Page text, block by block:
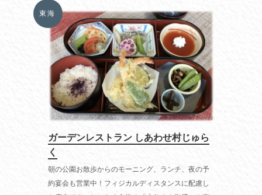
東海
ガーデンレストラン しあわせ村じゅら
く
朝の公園お散歩からのモーニング、ランチ、夜の予
約宴会も営業中！フィジカルディスタンスに配慮し